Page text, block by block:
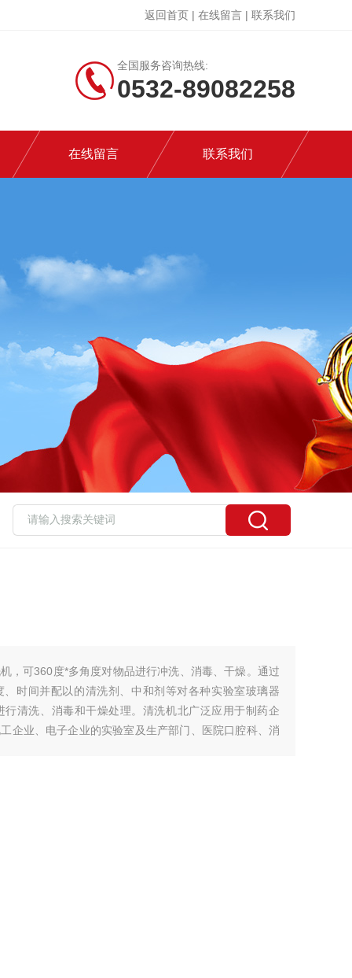
返回首页 | 在线留言 | 联系我们
全国服务咨询热线:
0532-89082258
在线留言 联系我们
，可360度*多角度对物品进行冲洗、消毒、干燥。通过
时间并配以的清洗剂、中和剂等对各种实验室玻璃器
清洗、消毒和干燥处理。清洗机北广泛应用于制药企
企业、电子企业的实验室及生产部门、医院口腔科、消